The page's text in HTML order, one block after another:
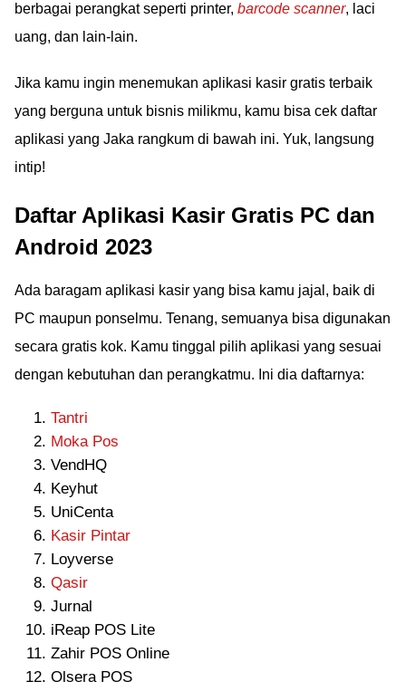
berbagai perangkat seperti printer, barcode scanner, laci
uang, dan lain-lain.
Jika kamu ingin menemukan aplikasi kasir gratis terbaik
yang berguna untuk bisnis milikmu, kamu bisa cek daftar
aplikasi yang Jaka rangkum di bawah ini. Yuk, langsung
intip!
Daftar Aplikasi Kasir Gratis PC dan
Android 2023
Ada baragam aplikasi kasir yang bisa kamu jajal, baik di
PC maupun ponselmu. Tenang, semuanya bisa digunakan
secara gratis kok. Kamu tinggal pilih aplikasi yang sesuai
dengan kebutuhan dan perangkatmu. Ini dia daftarnya:
Tantri
Moka Pos
VendHQ
Keyhut
UniCenta
Kasir Pintar
Loyverse
Qasir
Jurnal
iReap POS Lite
Zahir POS Online
Olsera POS